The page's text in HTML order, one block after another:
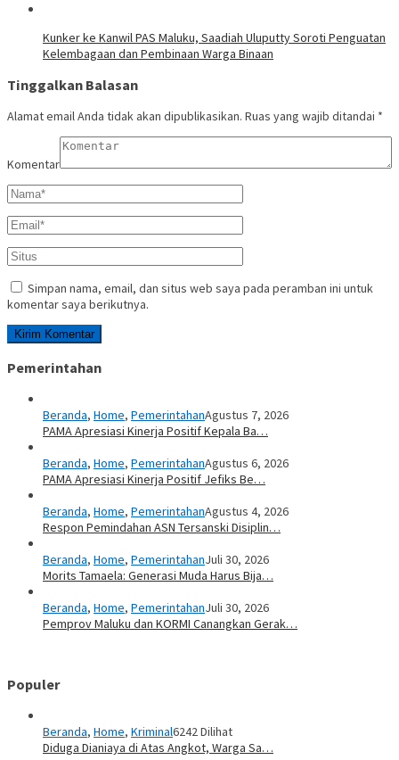
Kunker ke Kanwil PAS Maluku, Saadiah Uluputty Soroti Penguatan
Kelembagaan dan Pembinaan Warga Binaan
Tinggalkan Balasan
Alamat email Anda tidak akan dipublikasikan. Ruas yang wajib ditandai *
Komentar
Simpan nama, email, dan situs web saya pada peramban ini untuk
komentar saya berikutnya.
Pemerintahan
Beranda, Home, PemerintahanAgustus 7, 2026
PAMA Apresiasi Kinerja Positif Kepala Ba…
Beranda, Home, PemerintahanAgustus 6, 2026
PAMA Apresiasi Kinerja Positif Jefiks Be…
Beranda, Home, PemerintahanAgustus 4, 2026
Respon Pemindahan ASN Tersanski Disiplin…
Beranda, Home, PemerintahanJuli 30, 2026
Morits Tamaela: Generasi Muda Harus Bija…
Beranda, Home, PemerintahanJuli 30, 2026
Pemprov Maluku dan KORMI Canangkan Gerak…
Populer
Beranda, Home, Kriminal6242 Dilihat
Diduga Dianiaya di Atas Angkot, Warga Sa…